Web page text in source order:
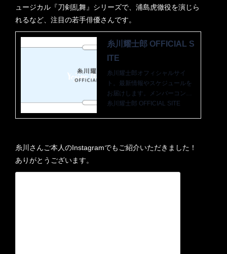
ュージカル『刀剣乱舞』シリーズで、浦島虎徹役を演じら
れるなど、注目の若手俳優さんです。
糸川耀士郎 OFFICIAL S
ITE
糸川耀士郎オフィシャルサイ
ト。最新情報やスケジュールを
お届けします。メンバーコンテ
ンツではここでしか見られない
糸川耀士郎 OFFICIAL SITE
糸川さんご本人のInstagramでもご紹介いただきました！
ありがとうございます。